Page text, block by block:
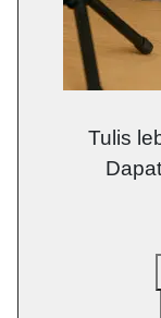
Tulis